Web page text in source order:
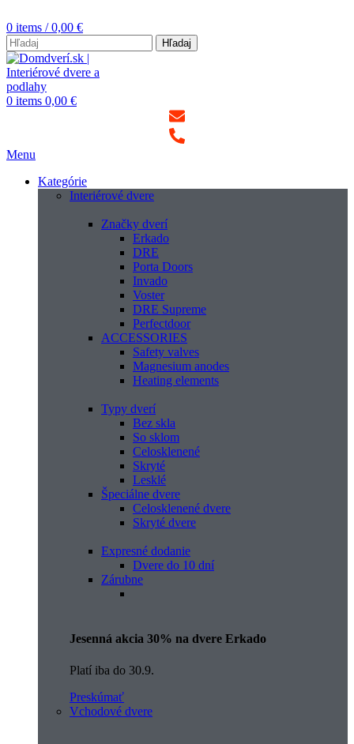
0 items / 0,00 €
Hľadaj
0 items 0,00 €
Menu
Kategórie
Interiérové dvere
Značky dverí
Erkado
DRE
Porta Doors
Invado
Voster
DRE Supreme
Perfectdoor
ACCESSORIES
Safety valves
Magnesium anodes
Heating elements
Typy dverí
Bez skla
So sklom
Celosklenené
Skryté
Lesklé
Špeciálne dvere
Celosklenené dvere
Skryté dvere
Expresné dodanie
Dvere do 10 dní
Zárubne
Jesenná akcia 30% na dvere Erkado
Platí iba do 30.9.
Preskúmať
Vchodové dvere